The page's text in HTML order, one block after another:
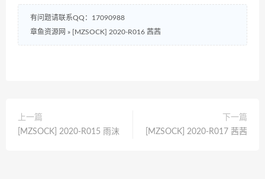
有问题请联系QQ：17090988
章鱼资源网 » [MZSOCK] 2020-R016 茜茜
上一篇
[MZSOCK] 2020-R015 雨沫
下一篇
[MZSOCK] 2020-R017 茜茜